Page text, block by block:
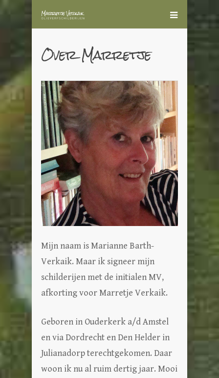
Over Marretje
Mijn naam is Marianne Barth-
Verkaik. Maar ik signeer mijn
schilderijen met de initialen MV,
afkorting voor Marretje Verkaik.
Geboren in Ouderkerk a/d Amstel
en via Dordrecht en Den Helder in
Julianadorp terechtgekomen. Daar
woon ik nu al ruim dertig jaar. Mooi